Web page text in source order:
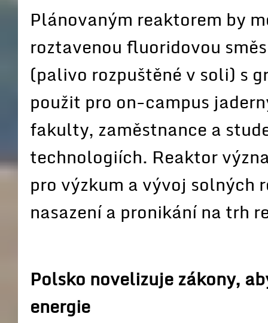
Plánovaným reaktorem by
roztavenou fluoridovou
(palivo rozpuštěné v soli) s
použit pro on-campus
fakulty, zaměstnance a
technologiích. Reaktor
pro výzkum a vývoj solných
nasazení a pronikání na trh
Polsko novelizuje zákony,
energie